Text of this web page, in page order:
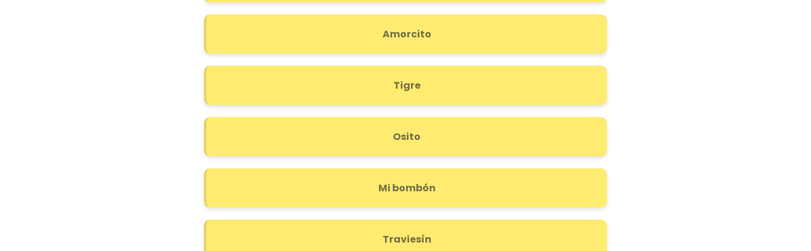
Amorcito
Tigre
Osito
Mi bombón
Traviesín